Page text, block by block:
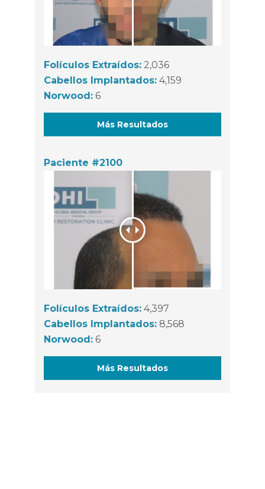
Folículos Extraídos: 2,036
Cabellos Implantados: 4,159
Norwood: 6
Más Resultados
Paciente #2100
Folículos Extraídos: 4,397
Cabellos Implantados: 8,568
Norwood: 6
Más Resultados